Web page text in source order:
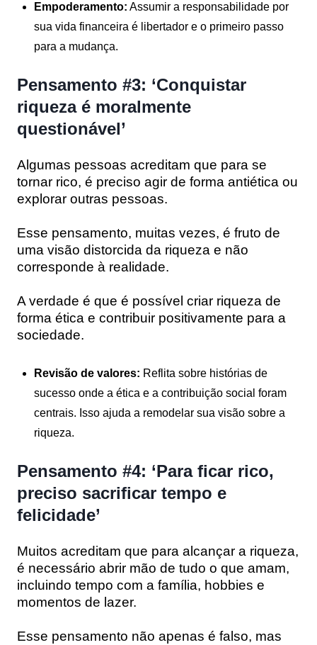
Empoderamento: Assumir a responsabilidade por
sua vida financeira é libertador e o primeiro passo
para a mudança.
Pensamento #3: ‘Conquistar
riqueza é moralmente
questionável’
Algumas pessoas acreditam que para se
tornar rico, é preciso agir de forma antiética ou
explorar outras pessoas.
Esse pensamento, muitas vezes, é fruto de
uma visão distorcida da riqueza e não
corresponde à realidade.
A verdade é que é possível criar riqueza de
forma ética e contribuir positivamente para a
sociedade.
Revisão de valores: Reflita sobre histórias de
sucesso onde a ética e a contribuição social foram
centrais. Isso ajuda a remodelar sua visão sobre a
riqueza.
Pensamento #4: ‘Para ficar rico,
preciso sacrificar tempo e
felicidade’
Muitos acreditam que para alcançar a riqueza,
é necessário abrir mão de tudo o que amam,
incluindo tempo com a família, hobbies e
momentos de lazer.
Esse pensamento não apenas é falso, mas